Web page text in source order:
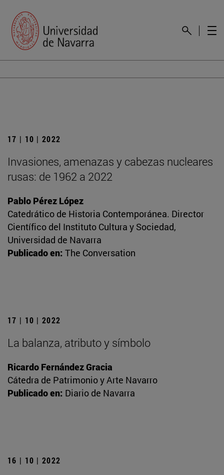
17 | 10 | 2022
Invasiones, amenazas y cabezas nucleares
rusas: de 1962 a 2022
Pablo Pérez López
Catedrático de Historia Contemporánea. Director
Científico del Instituto Cultura y Sociedad,
Universidad de Navarra
Publicado en: The Conversation
17 | 10 | 2022
La balanza, atributo y símbolo
Ricardo Fernández Gracia
Cátedra de Patrimonio y Arte Navarro
Publicado en: Diario de Navarra
16 | 10 | 2022